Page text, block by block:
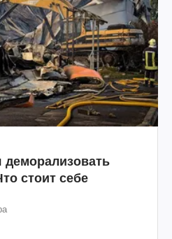
деморализовать
стоит себе